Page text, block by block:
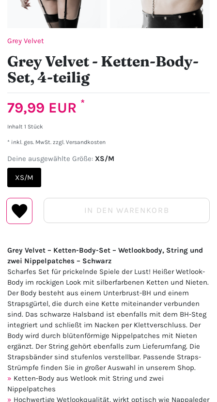
Grey Velvet
Grey Velvet - Ketten-Body-
Set, 4-teilig
79,99 EUR *
Inhalt 1 Stück
* inkl. ges. MwSt. zzgl. Versandkosten
Deine ausgewählte Größe: XS/M
XS/M
IN DEN WARENKORB
Grey Velvet – Ketten-Body-Set – Wetlookbody, String und
zwei Nippelpatches – Schwarz
Scharfes Set für prickelnde Spiele der Lust! Heißer Wetlook-
Body im rockigen Look mit silberfarbenen Ketten und Nieten.
Der Body besteht aus einem Unterbrust-BH und einem
Strapsgürtel, die durch eine Kette miteinander verbunden
sind. Das schwarze Halsband ist ebenfalls mit dem BH-Steg
integriert und schließt im Nacken per Klettverschluss. Der
Body wird durch blütenförmige Nippelpatches mit Nieten
ergänzt. Der String gehört ebenfalls zum Lieferumfang. Die
Strapsbänder sind stufenlos verstellbar. Passende Straps-
Strümpfe finden Sie in großer Auswahl in unserem Shop.
Ketten-Body aus Wetlook mit String und zwei
Nippelpatches
Hochwertige Wetlookqualität, wirkt optisch wie Nappaleder